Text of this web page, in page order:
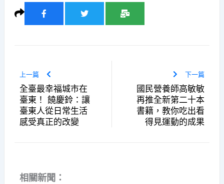
上一篇
全臺最幸福城市在
臺東！ 饒慶鈴：讓
臺東人從日常生活
感受真正的改變
下一篇
國民營養師高敏敏
再推全新第二十本
書籍，教你吃出看
得見運動的成果
相關新聞：